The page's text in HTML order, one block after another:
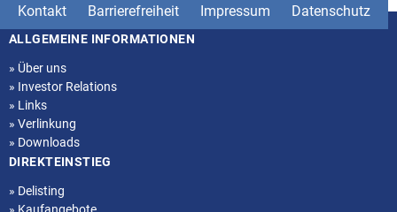
Kontakt Barrierefreiheit Impressum Datenschutz
Seitenstruktur
ALLGEMEINE INFORMATIONEN
» Über uns
» Investor Relations
» Links
» Verlinkung
» Downloads
DIREKTEINSTIEG
» Delisting